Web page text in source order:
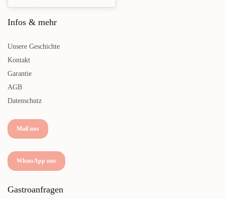
Infos & mehr
Unsere Geschichte
Kontakt
Garantie
AGB
Datenschutz
Mail uns
WhatsApp uns
Gastroanfragen